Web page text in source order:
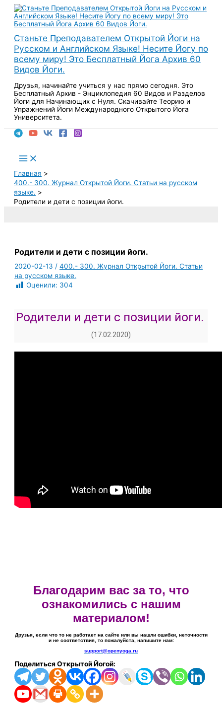
Перейти
содержимому
Станьте Преподавателем Открытой Йоги на
Русском и Английском Языке! Несите Йогу по
всему миру! Это Бесплатный Йога Архив 60
Видов Йоги.
Друзья, начинайте учиться у нас прямо сегодня. Это
Бесплатный Архив - Энциклопедия 60 Видов и Разделов
Йоги для Начинающих с Нуля. Скачивайте Теорию и
Упражнений Йоги Международного Открытого Йога
Университета.
Main
Menu
Главная
400.- 300. Журнал Открытой Йоги. Статьи на русском
языке.
Родители и дети с позиции йоги.
Родители и дети с позиции йоги.
2020-02-13/400.- 300. Журнал Открытой Йоги. Статьи
на русском языке.
Оценили: 304
Родители и дети с позиции йоги.
(17.02.2020)
Благодарим вас за то, что
ознакомились с нашим
материалом!
Друзья, если что то не работает на сайте или вы нашли ошибки, неточности
и не соответствия, то пожалуйста, напишите нам:
support@openyoga.ru
Поделиться Открытой Йогой: